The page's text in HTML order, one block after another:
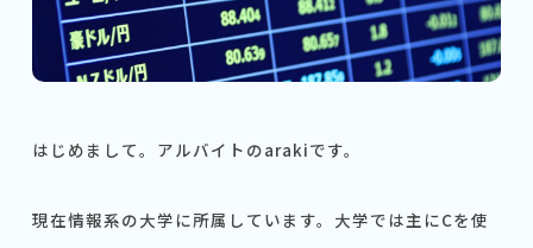
はじめまして。アルバイトのarakiです。
現在情報系の大学に所属しています。大学では主にCを使